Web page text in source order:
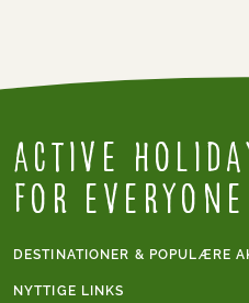
Active
for everyone
DESTINATIONER & POPULÆRE
NYTTIGE LINKS